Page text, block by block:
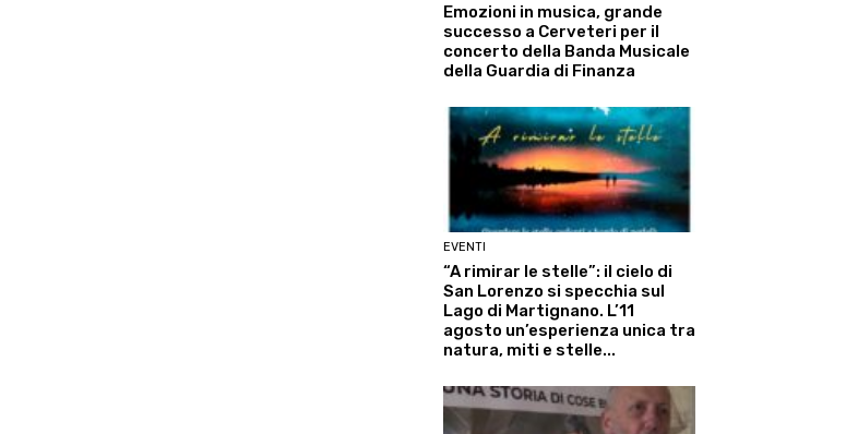
Emozioni in musica, grande
successo a Cerveteri per il
concerto della Banda Musicale
della Guardia di Finanza
EVENTI
“A rimirar le stelle”: il cielo di
San Lorenzo si specchia sul
Lago di Martignano. L’11
agosto un’esperienza unica tra
natura, miti e stelle...